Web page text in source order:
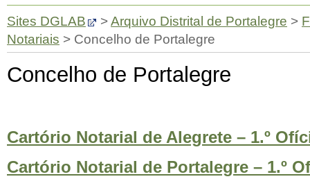
Sites DGLAB >Arquivo Distrital de Portalegre >
Notariais > Concelho de Portalegre
Concelho de Portalegre
Cartório Notarial de Alegrete – 1.º
Cartório Notarial de Portalegre – 1.º